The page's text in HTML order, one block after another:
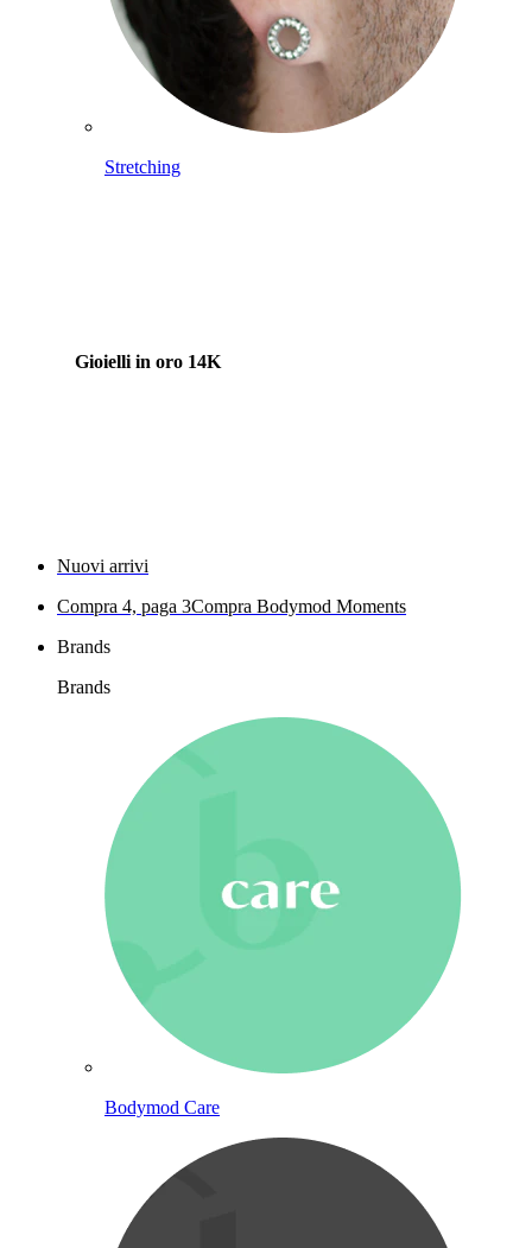
Stretching
Gioielli in oro 14K
Nuovi arrivi
Compra 4, paga 3Compra Bodymod Moments
Brands
Brands
Bodymod Care